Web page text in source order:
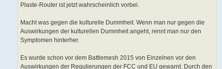
Plaste-Router ist jetzt wahrscheinlich vorbei.
Macht was gegen die kulturelle Dummheit. Wenn man nur gegen die
Auswirkungen der kulturellen Dummheit angeht, rennt man nur den
Symptomen hinterher.
Es wurde schon vor dem Battlemesh 2015 von Einzelnen vor den
Auswirkungen der Regulierungen der FCC und EU gewarnt. Durch den